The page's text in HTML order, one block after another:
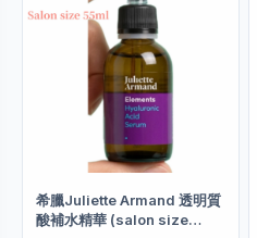
希臘Juliette Armand 透明質
酸補水精華 (salon size